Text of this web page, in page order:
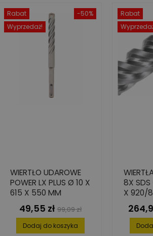
-50%
Rabat
Wyprzedaż!
WIERTŁO UDAROWE
POWER LX PLUS Ø 10 X
615 X 550 MM
Cena
49,55 zł Cena
podstawowa
99,09 zł
Dodaj do koszyka
Rabat
8X
X 920/
Cena